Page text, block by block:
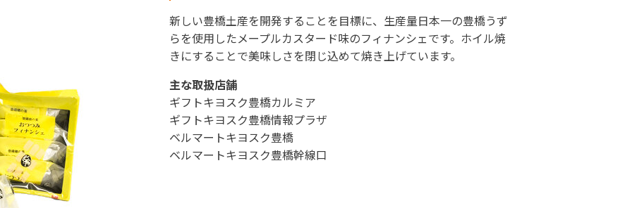
新しい豊橋土産を開発することを目標に、生産量日本一の豊橋うず
らを使用したメープルカスタード味のフィナンシェです。ホイル焼
きにすることで美味しさを閉じ込めて焼き上げています。
主な取扱店舗
ギフトキヨスク豊橋カルミア
ギフトキヨスク豊橋情報プラザ
ベルマートキヨスク豊橋
ベルマートキヨスク豊橋幹線口